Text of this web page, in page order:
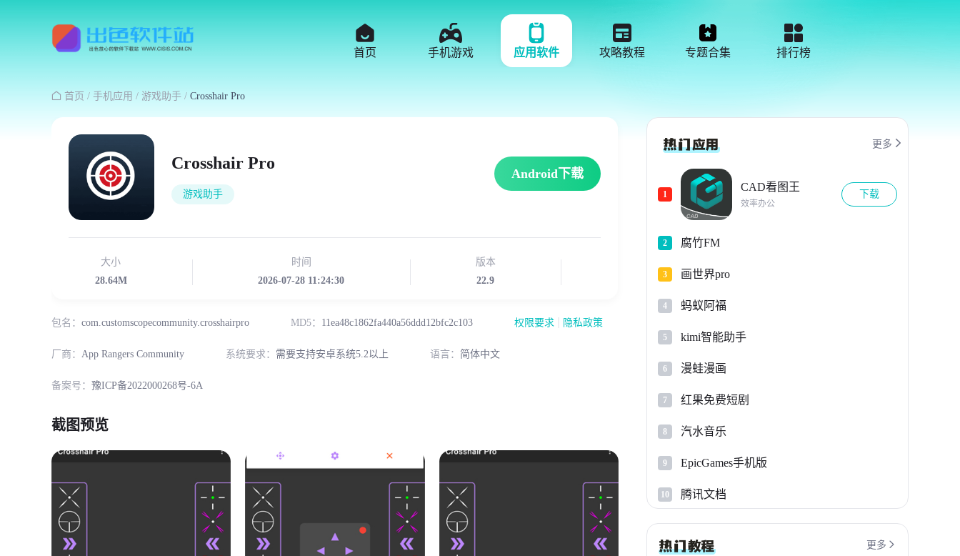
首页 手机游戏 应用软件 攻略教程 专题合集 排行榜
 首页 / 手机应用 / 游戏助手 / Crosshair Pro
Crosshair Pro
游戏助手
Android下载
大小
28.64M
时间
2026-07-28 11:24:30
版本
22.9
包名： com.customscopecommunity.crosshairpro MD5： 11ea48c1862fa440a56ddd12bfc2c103 权限要求 隐私政策
厂商： App Rangers Community 系统要求： 需要支持安卓系统5.2以上 语言： 简体中文
备案号： 豫ICP备2022000268号-6A
截图预览
更多 
1
CAD看图王
效率办公
下载
2 腐竹FM
3 画世界pro
4 蚂蚁阿福
5 kimi智能助手
6 漫蛙漫画
7 红果免费短剧
8 汽水音乐
9 EpicGames手机版
10 腾讯文档
更多 